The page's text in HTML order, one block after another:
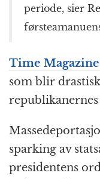
periode, sier
Time Magazine
som blir
sparking av
presidentens